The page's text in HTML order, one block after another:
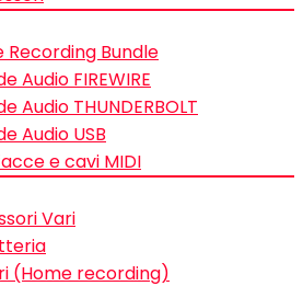
Recording Bundle
Audio FIREWIRE
Audio THUNDERBOLT
Audio USB
e cavi MIDI
Vari
(Home recording)